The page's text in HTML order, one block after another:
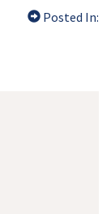
Posted In: